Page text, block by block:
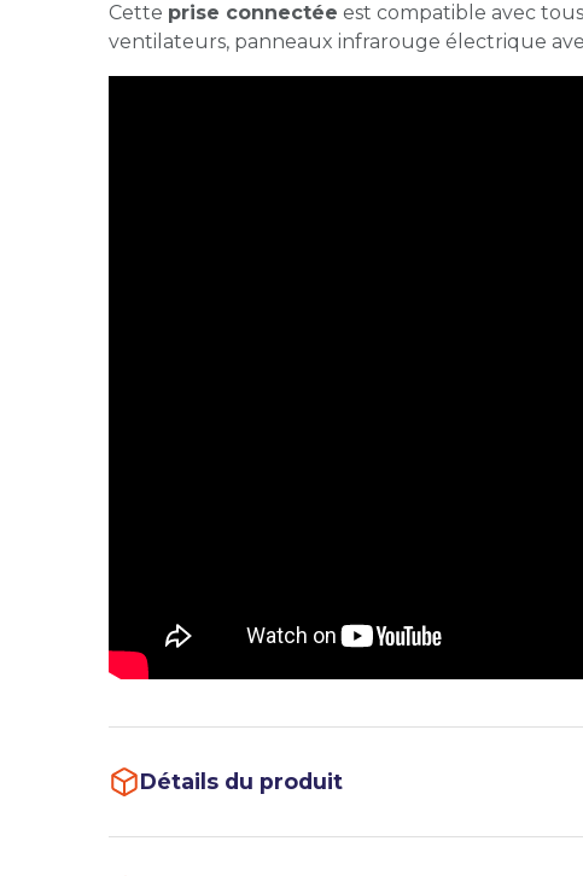
Cette prise connectée est compatible avec
ventilateurs, panneaux infrarouge électrique
Détails du produit